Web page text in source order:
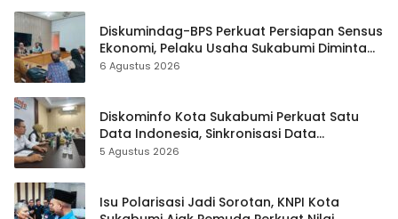
Diskumindag-BPS Perkuat Persiapan Sensus
Ekonomi, Pelaku Usaha Sukabumi Diminta
Terbuka Beri Data
6 Agustus 2026
Diskominfo Kota Sukabumi Perkuat Satu
Data Indonesia, Sinkronisasi Data
Kewilayahan Dikebut
5 Agustus 2026
Isu Polarisasi Jadi Sorotan, KNPI Kota